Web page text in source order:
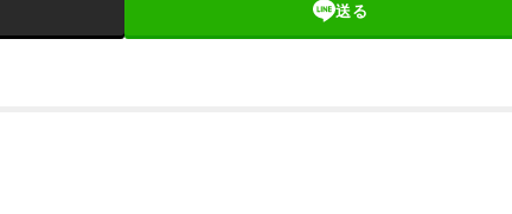
送る